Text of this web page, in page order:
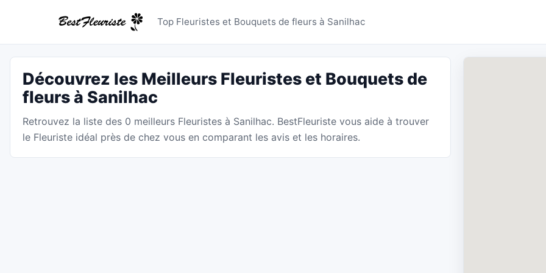
Fleuristes Sanilhac - BestFleuriste
Top Fleuristes et Bouquets de fleurs à Sanilhac
Découvrez les Meilleurs Fleuristes et Bouquets de
fleurs à Sanilhac
Retrouvez la liste des 0 meilleurs Fleuristes à Sanilhac. BestFleuriste vous aide à trouver
le Fleuriste idéal près de chez vous en comparant les avis et les horaires.